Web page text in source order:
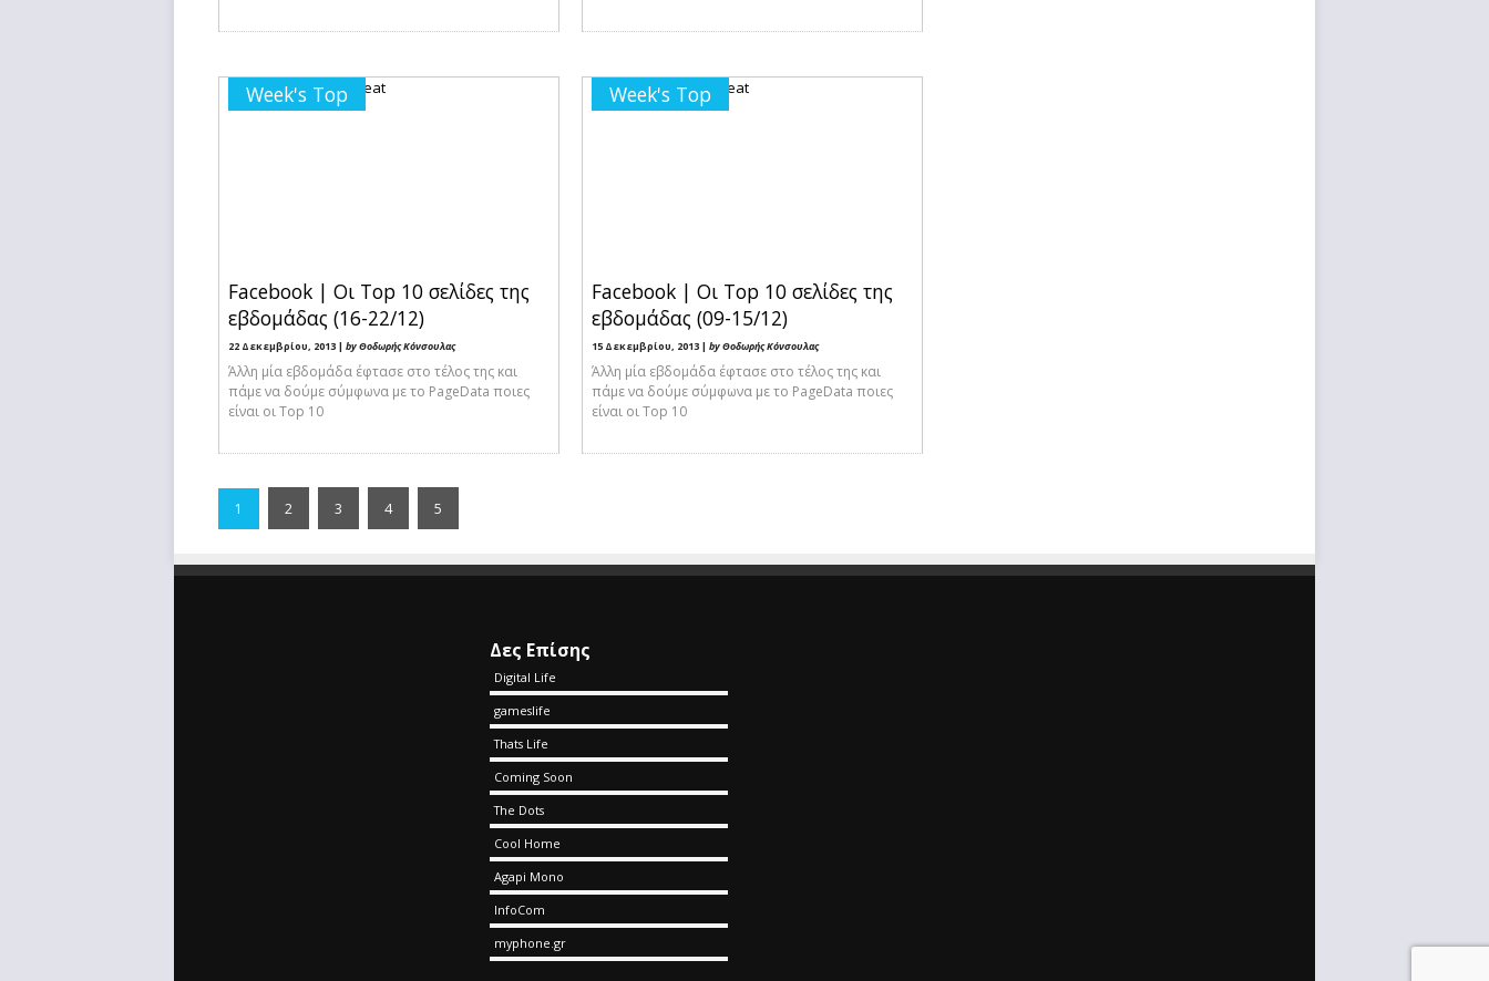
Week's Top
Facebook | Οι Top 10 σελίδες της
εβδομάδας (16-22/12)
22 Δεκεμβρίου, 2013 | by Θοδωρής Κόνσουλας
Άλλη μία εβδομάδα έφτασε στο τέλος της και
πάμε να δούμε σύμφωνα με το PageData ποιες
είναι οι Top 10
Week's Top
Facebook | Οι Top 10 σελίδες της
εβδομάδας (09-15/12)
15 Δεκεμβρίου, 2013 | by Θοδωρής Κόνσουλας
Άλλη μία εβδομάδα έφτασε στο τέλος της και
πάμε να δούμε σύμφωνα με το PageData ποιες
είναι οι Top 10
1 2 3 4 5
Δες Επίσης
Digital Life
gameslife
Thats Life
Coming Soon
The Dots
Cool Home
Agapi Mono
InfoCom
myphone.gr